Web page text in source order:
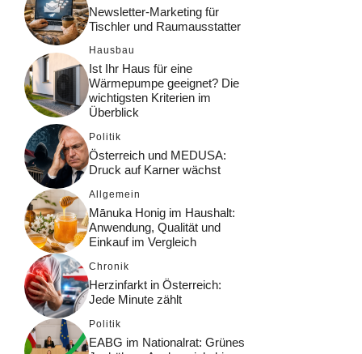
Newsletter-Marketing für
Tischler und Raumausstatter
Hausbau
Ist Ihr Haus für eine
Wärmepumpe geeignet? Die
wichtigsten Kriterien im
Überblick
Politik
Österreich und MEDUSA:
Druck auf Karner wächst
Allgemein
Mānuka Honig im Haushalt:
Anwendung, Qualität und
Einkauf im Vergleich
Chronik
Herzinfarkt in Österreich:
Jede Minute zählt
Politik
EABG im Nationalrat: Grünes